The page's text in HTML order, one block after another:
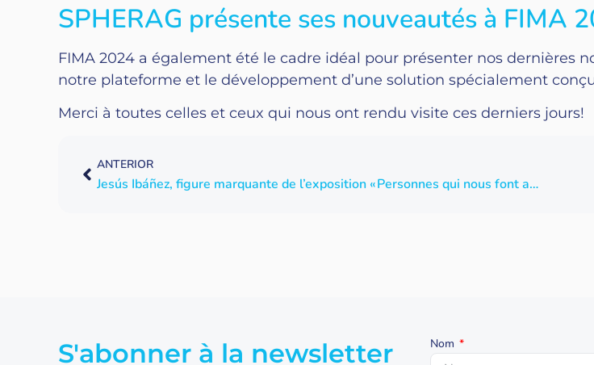
SPHERAG présente ses nouveautés à FIMA
FIMA 2024 a également été le cadre idéal pour présenter nos dernières
notre plateforme et le développement d’une solution spécialement
Merci à toutes celles et ceux qui nous ont rendu visite ces derniers jours!
ANTERIOR
Jesús Ibáñez, figure marquante de l’exposition « Personnes qui nous font avancer » d’Amazon Web Services (AWS)
S'abonner à la newsletter Nom